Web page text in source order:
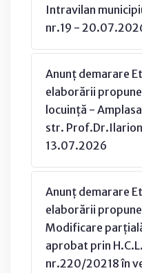
Intravilan
nr.19 -
Anunț demarare
elaborării
locuință -
str.
13.07.2026
Anunț demarare
elaborării
Modificare
aprobat prin
nr.220/20218 în